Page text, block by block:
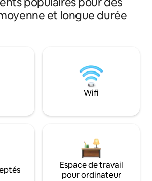
et longue durée
Wifi
Espace de travail
pour ordinateur